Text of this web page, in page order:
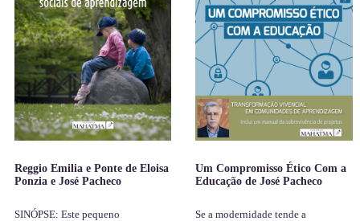
Reggio Emilia e Ponte de Eloisa
Ponzia e José Pacheco
SINÓPSE: Este pequeno
Um Compromisso Ético Com a
Educação de José Pacheco
Se a modernidade tende a